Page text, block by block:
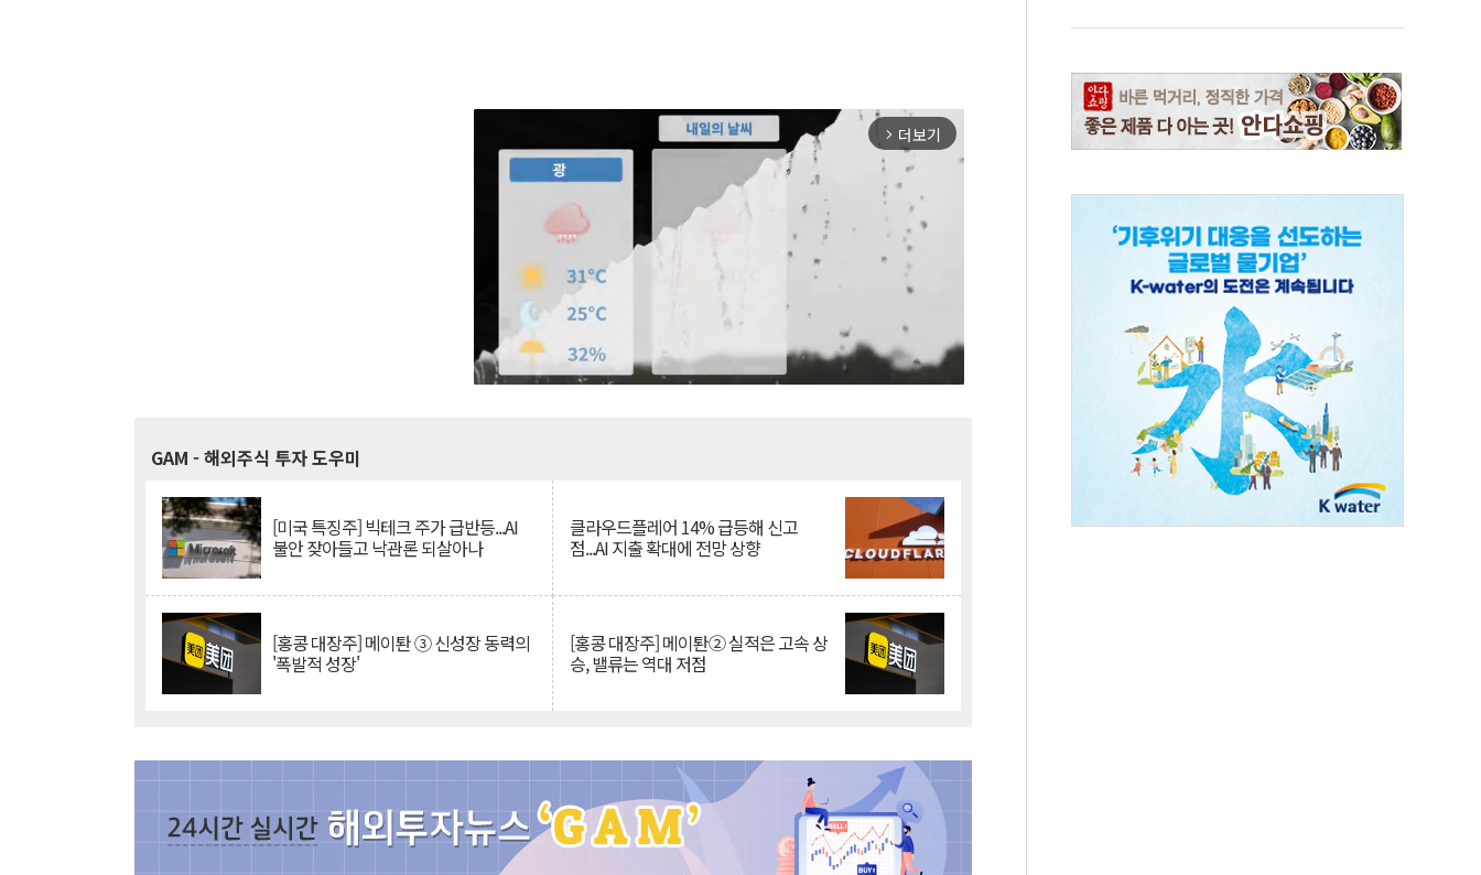
arrow_forward_ios 더보기
GAM - 해외주식 투자 도우미
[미국 특징주] 빅테크 주가 급반등...AI
불안 잦아들고 낙관론 되살아나
클라우드플레어 14% 급등해 신고
점...AI 지출 확대에 전망 상향
[홍콩 대장주] 메이퇀 ③ 신성장 동력의
'폭발적 성장'
[홍콩 대장주] 메이퇀② 실적은 고속 상
승, 밸류는 역대 저점